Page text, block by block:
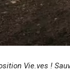
Vie.ves !